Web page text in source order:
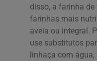
disso, a farinha
farinhas mais
aveia ou integral.
use substitutos
linhaça com